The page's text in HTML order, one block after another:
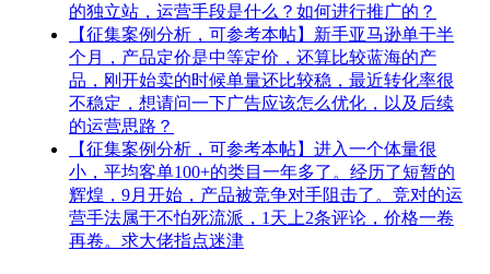
的独立站，运营手段是什么？如何进行推广的？
【征集案例分析，可参考本帖】新手亚马逊单干半
个月，产品定价是中等定价，还算比较蓝海的产
品，刚开始卖的时候单量还比较稳，最近转化率很
不稳定，想请问一下广告应该怎么优化，以及后续
的运营思路？
【征集案例分析，可参考本帖】进入一个体量很
小，平均客单100+的类目一年多了。经历了短暂的
辉煌，9月开始，产品被竞争对手阻击了。竞对的运
营手法属于不怕死流派，1天上2条评论，价格一卷
再卷。求大佬指点迷津